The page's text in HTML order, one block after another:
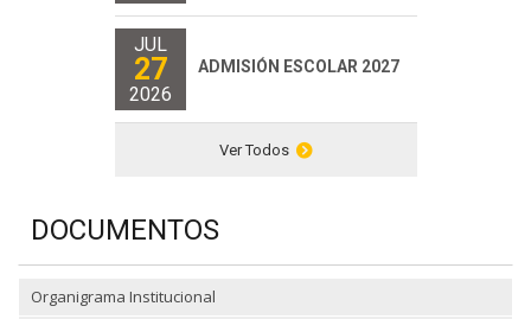
JUL
27
2026
ADMISIÓN ESCOLAR 2027
Ver Todos
DOCUMENTOS
Organigrama Institucional